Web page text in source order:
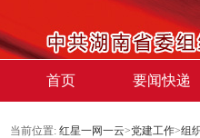
首页 要闻快递
当前位置: 红星一网一云>党建工作>组